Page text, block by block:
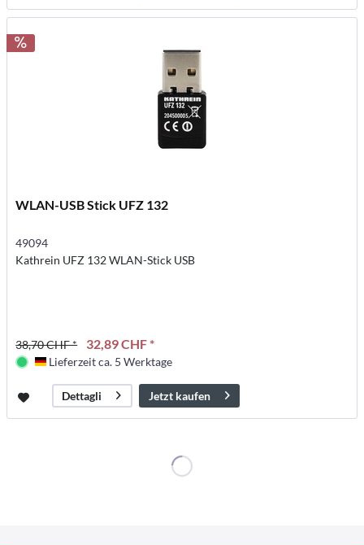
WLAN-USB Stick UFZ 132
49094
Kathrein UFZ 132 WLAN-Stick USB
38,70 CHF * 32,89 CHF *
Deutschland
Lieferzeit ca. 5 Werktage
Dettagli Jetzt kaufen